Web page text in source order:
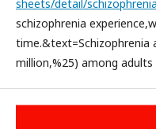
sheets/detail/
schizophrenia
time.&text=Schizophrenia
million,%25) among adults